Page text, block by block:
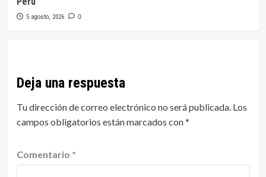
5 agosto, 2026 0
Deja una respuesta
Tu dirección de correo electrónico no será publicada. Los
campos obligatorios están marcados con*
Comentario *